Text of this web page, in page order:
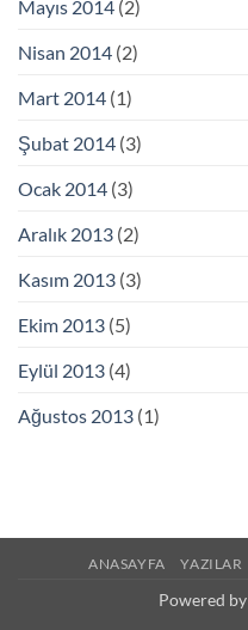
Mayıs 2014 (2)
Nisan 2014 (2)
Mart 2014 (1)
Şubat 2014 (3)
Ocak 2014 (3)
Aralık 2013 (2)
Kasım 2013 (3)
Ekim 2013 (5)
Eylül 2013 (4)
Ağustos 2013 (1)
ANASAYFA YAZILAR
Powered by